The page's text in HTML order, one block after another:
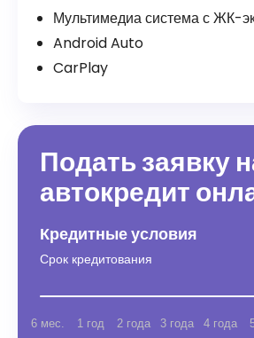
Мультимедиа система с ЖК-
Android Auto
CarPlay
Подать заявку
автокредит
Кредитные условия
Срок кредитования
6 мес. 1 год 2 года 3 года 4 года